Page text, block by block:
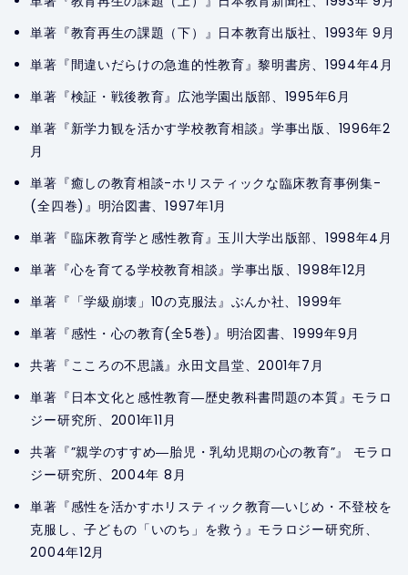
単著『教育再生の課題（下）』日本教育出版社、1993年 9月
単著『間違いだらけの急進的性教育』黎明書房、1994年4月
単著『検証・戦後教育』広池学園出版部、1995年6月
単著『新学力観を活かす学校教育相談』学事出版、1996年2
月
単著『癒しの教育相談-ホリスティックな臨床教育事例集-
(全四巻)』明治図書、1997年1月
単著『臨床教育学と感性教育』玉川大学出版部、1998年4月
単著『心を育てる学校教育相談』学事出版、1998年12月
単著『「学級崩壊」10の克服法』ぶんか社、1999年
単著『感性・心の教育(全5巻)』明治図書、1999年9月
共著『こころの不思議』永田文昌堂、2001年7月
単著『日本文化と感性教育―歴史教科書問題の本質』モラロ
ジー研究所、2001年11月
共著『”親学のすすめ―胎児・乳幼児期の心の教育”』 モラロ
ジー研究所、2004年 8月
単著『感性を活かすホリスティック教育―いじめ・不登校を
克服し、子どもの「いのち」を救う』モラロジー研究所、
2004年12月